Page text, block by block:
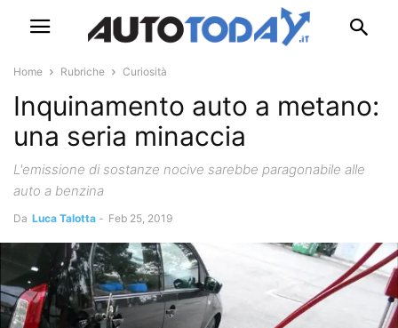
Home Rubriche Curiosità
Inquinamento auto a metano:
una seria minaccia
L'emissione di sostanze nocive sarebbe paragonabile alle
auto a benzina
Da Luca Talotta - Feb 25, 2019